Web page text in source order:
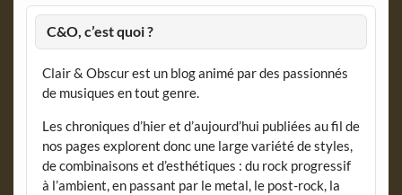
C&O, c’est quoi ?
Clair & Obscur est un blog animé par des passionnés
de musiques en tout genre.
Les chroniques d’hier et d’aujourd’hui publiées au fil de
nos pages explorent donc une large variété de styles,
de combinaisons et d’esthétiques : du rock progressif
à l’ambient, en passant par le metal, le post-rock, la